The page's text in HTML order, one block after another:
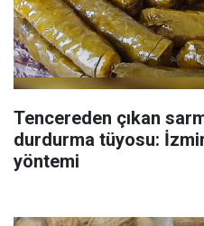
Tencereden çıkan
durdurma tüyosu:
yöntemi